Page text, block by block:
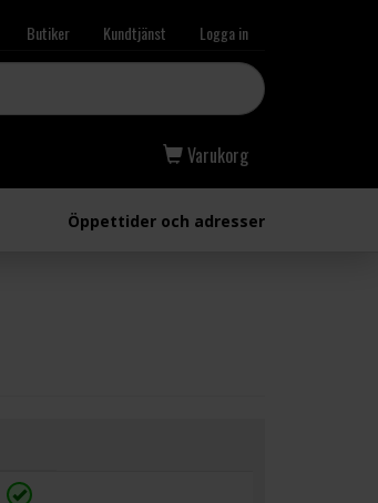
Butiker Kundtjänst Logga in
Varukorg
Öppettider och adresser